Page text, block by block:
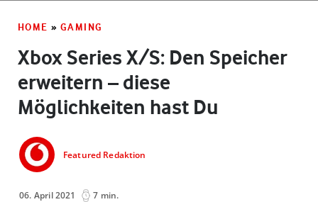
HOME » GAMING
Xbox Series X/S: Den Speicher
erweitern – diese
Möglichkeiten hast Du
Featured Redaktion
06. April 2021 7 min.